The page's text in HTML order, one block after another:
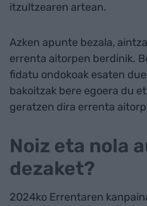
itzultzearen artean.
Azken apunte bezala,
errenta aitorpen berdinik.
fidatu ondokoak esaten
bakoitzak bere egoera du
geratzen dira errenta
Noiz eta nola
dezaket?
2024ko Errentaren